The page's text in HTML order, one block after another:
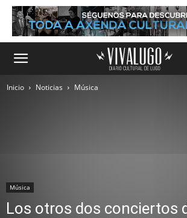
Inicio Noticias Música
Música
Los otros dos conciertos